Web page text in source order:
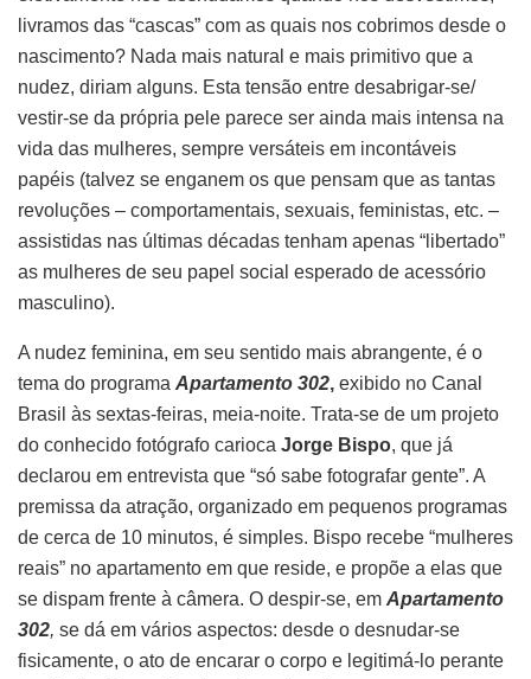
livramos das “cascas” com as quais nos cobrimos desde o
nascimento? Nada mais natural e mais primitivo que a
nudez, diriam alguns. Esta tensão entre desabrigar-se/
vestir-se da própria pele parece ser ainda mais intensa na
vida das mulheres, sempre versáteis em incontáveis
papéis (talvez se enganem os que pensam que as tantas
revoluções – comportamentais, sexuais, feministas, etc. –
assistidas nas últimas décadas tenham apenas “libertado”
as mulheres de seu papel social esperado de acessório
masculino).
A nudez feminina, em seu sentido mais abrangente, é o
tema do programa Apartamento 302, exibido no Canal
Brasil às sextas-feiras, meia-noite. Trata-se de um projeto
do conhecido fotógrafo carioca Jorge Bispo, que já
declarou em entrevista que “só sabe fotografar gente”. A
premissa da atração, organizado em pequenos programas
de cerca de 10 minutos, é simples. Bispo recebe “mulheres
reais” no apartamento em que reside, e propõe a elas que
se dispam frente à câmera. O despir-se, em Apartamento
302, se dá em vários aspectos: desde o desnudar-se
fisicamente, o ato de encarar o corpo e legitimá-lo perante